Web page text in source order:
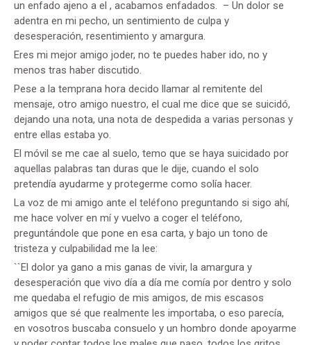
un enfado ajeno a el , acabamos enfadados. – Un dolor se
adentra en mi pecho, un sentimiento de culpa y
desesperación, resentimiento y amargura.
Eres mi mejor amigo joder, no te puedes haber ido, no y
menos tras haber discutido.
Pese a la temprana hora decido llamar al remitente del
mensaje, otro amigo nuestro, el cual me dice que se suicidó,
dejando una nota, una nota de despedida a varias personas y
entre ellas estaba yo.
El móvil se me cae al suelo, temo que se haya suicidado por
aquellas palabras tan duras que le dije, cuando el solo
pretendía ayudarme y protegerme como solía hacer.
La voz de mi amigo ante el teléfono preguntando si sigo ahí,
me hace volver en mí y vuelvo a coger el teléfono,
preguntándole que pone en esa carta, y bajo un tono de
tristeza y culpabilidad me la lee:
``El dolor ya gano a mis ganas de vivir, la amargura y
desesperación que vivo día a día me comía por dentro y solo
me quedaba el refugio de mis amigos, de mis escasos
amigos que sé que realmente les importaba, o eso parecía,
en vosotros buscaba consuelo y un hombro donde apoyarme